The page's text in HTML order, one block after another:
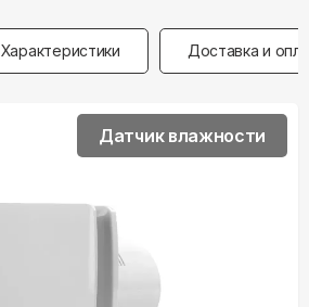
Характеристики Доставка и
Датчик влажности